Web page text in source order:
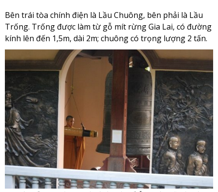
Bên trái tòa chính điện là Lầu Chuông, bên phải là Lầu
Trống. Trống được làm từ gỗ mít rừng Gia Lai, có đường
kính lên đến 1,5m, dài 2m; chuông có trọng lượng 2 tấn.